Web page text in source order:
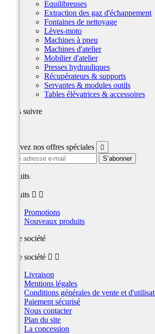
Equilibreuses
Extraction des gaz d'échappement
Fontaines de nettoyage
Lèves-moto
Machines à pneu
Machines d'atelier
Mobilier d'atelier
Presses hydrauliques
Récupérateurs & supports
Servantes & modules outils
Tables élévatrices & accessoires
Nous suivre
Recevez nos offres spéciales 
produits
produits  
Promotions
Nouveaux produits
Notre société
Notre société  
Livraison
Mentions légales
Conditions générales de vente et
Paiement sécurisé
Nous contacter
Plan du site
La concession